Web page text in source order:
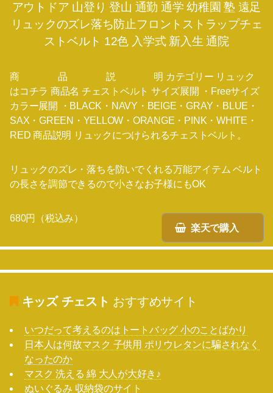
アウトドア 山登り 登山 通勤 通学 幼稚園 塾 遠足
リュックのズレ落ち防止フロントストラップチェ
ストベルト 12色 入学式 新入生 通院
商 品 説 明 カテゴリー リュック
はコチラ 商品名 チェストベルト サイズ展開 ・Freeサイズ
カラー展開 ・BLACK・NAVY・BEIGE・GRAY・BLUE・
SAX・GREEN・YELLOW・ORANGE・PINK・WHITE・
RED 商品説明 リュックにつけられるチェストベルト。
リュックのズレ・落ちを防いでくれる万能アイテム ベルト
の長さを調節できるので小さなお子様にもOK
楽天で購入
680円（税込み）
キッズ チェスト おすすめサイト
いつだって考えるのはトートバッグ 小のことばかり
日本人は何故マスク 子供用 ポリウレタンに騙されなく
なったのか
マスク 洗える 綿 大人が大好き♪
ぬいぐるみ 収納袋のサイト